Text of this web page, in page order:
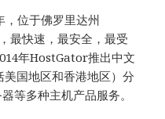
位于佛罗里达州
最快速，最安全，最受
年HostGator推出中文
国地区和香港地区）分
等多种主机产品服务。